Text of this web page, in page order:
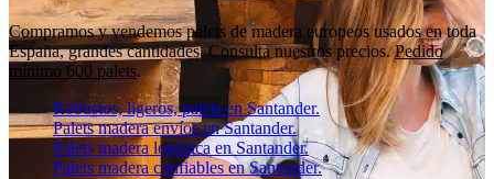
Compramos y vendemos palets de madera europeos usados en toda
España, grandes cantidades. Consulta nuestros precios.Pedido
mínimo 600 palets.
Robustos, ligeros, palets en Santander.
Palets madera envíos en Santander.
Palets madera logística en Santander.
Palets madera confiables en Santander.